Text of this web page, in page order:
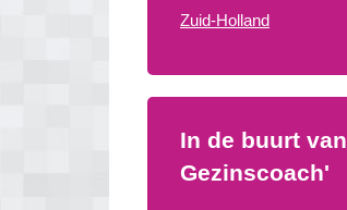
Zuid-Holland
In de buurt
Gezinscoach'